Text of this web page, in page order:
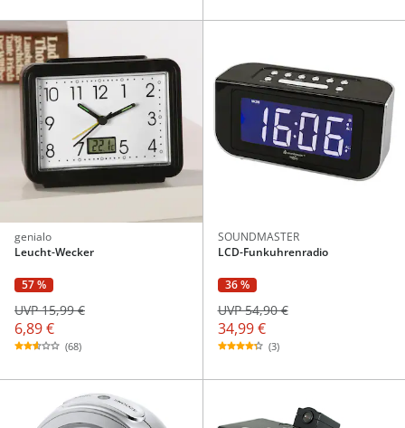
genialo
Leucht-Wecker
57 %
6,89 €
UVP 15,99 €
(68)
SOUNDMASTER
LCD-Funkuhrenradio
36 %
34,99 €
UVP 54,90 €
(3)